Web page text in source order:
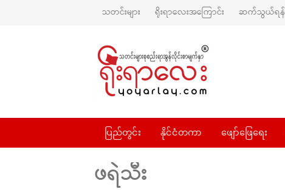
သတင်းများ ရိုးရာလေးအကြောင်း ဆက်သွယ်ရန်
ပြည်တွင်း နိုင်ငံတကာ ဖျော်ဖြေရေး
ဖရဲသီး